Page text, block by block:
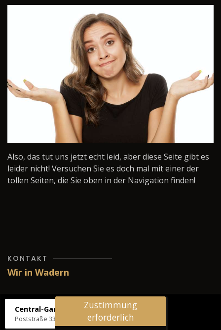
Also, das tut uns jetzt echt leid, aber diese Seite gibt es
leider nicht! Versuchen Sie es doch mal mit einer der
tollen Seiten, die Sie oben in der Navigation finden!
KONTAKT
Wir in Wadern
Central-Garage H. Wilhelm
Poststraße 33, 66687 Wadern
Zustimmung
erforderlich